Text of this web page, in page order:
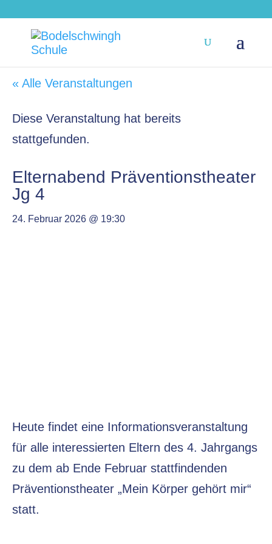
« Alle Veranstaltungen
Diese Veranstaltung hat bereits
stattgefunden.
Elternabend Präventionstheater
Jg 4
24. Februar 2026 @ 19:30
Heute findet eine Informationsveranstaltung
für alle interessierten Eltern des 4. Jahrgangs
zu dem ab Ende Februar stattfindenden
Präventionstheater „Mein Körper gehört mir“
statt.